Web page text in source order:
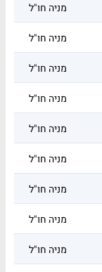
מניה חו"ל
מניה חו"ל
מניה חו"ל
מניה חו"ל
מניה חו"ל
מניה חו"ל
מניה חו"ל
מניה חו"ל
מניה חו"ל